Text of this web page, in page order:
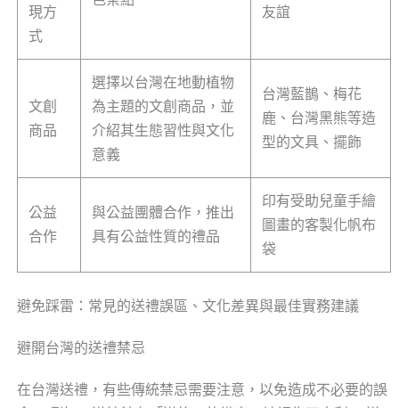
現方
式
友誼
文創
商品
選擇以台灣在地動植物
為主題的文創商品，並
介紹其生態習性與文化
意義
台灣藍鵲、梅花
鹿、台灣黑熊等造
型的文具、擺飾
公益
合作
與公益團體合作，推出
具有公益性質的禮品
印有受助兒童手繪
圖畫的客製化帆布
袋
避免踩雷：常見的送禮誤區、文化差異與最佳實務建議
避開台灣的送禮禁忌
在台灣送禮，有些傳統禁忌需要注意，以免造成不必要的誤